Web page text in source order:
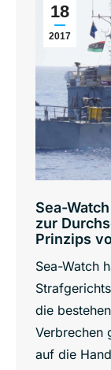
18
2017
Sea-
zur
Prinzips
Sea-Watch
die
Verbrechen
auf die